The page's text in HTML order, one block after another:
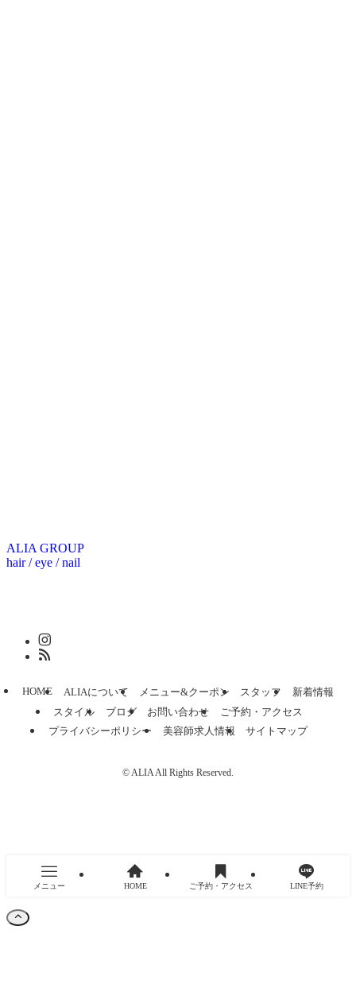
ALIA GROUP
hair / eye / nail
HOME ALIAについて メニュー&クーポン スタッフ
新着情報
スタイル
ブログ お問い合わせ
ご予約・アクセス
プライバシーポリシー
美容師求人情報 サイトマップ
©ALIA All Rights Reserved.
メニュー HOME ご予約・アクセス LINE予約